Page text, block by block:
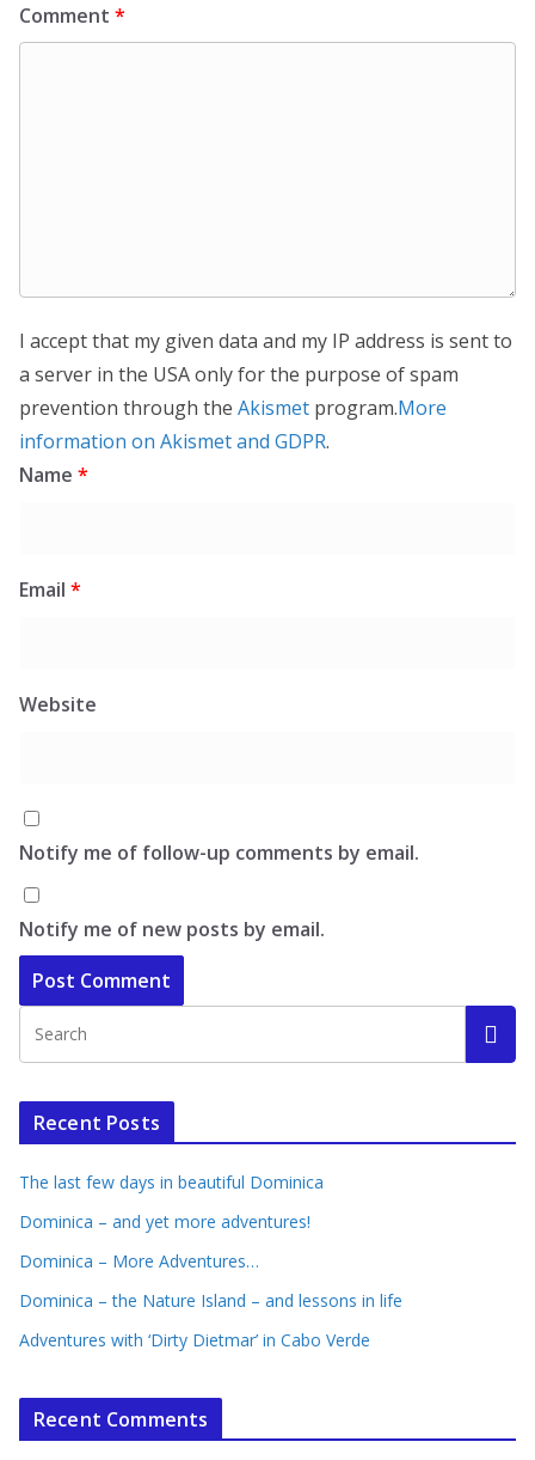
Comment *
I accept that my given data and my IP address is sent to
a server in the USA only for the purpose of spam
prevention through the Akismet program.More
information on Akismet and GDPR.
Name *
Email *
Website
Notify me of follow-up comments by email.
Notify me of new posts by email.
Recent Posts
The last few days in beautiful Dominica
Dominica – and yet more adventures!
Dominica – More Adventures…
Dominica – the Nature Island – and lessons in life
Adventures with ‘Dirty Dietmar’ in Cabo Verde
Recent Comments